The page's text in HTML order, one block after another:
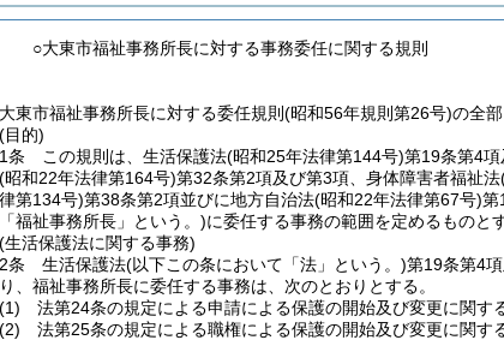
○大東市福祉事務所長に対する事務委任に関する規則
大東市福祉事務所長に対する委任規則(昭和56年規則第26号)の全部
(目的)
条
この規則は、生活保護法(昭和25年法律第144号)第19条第4
(昭和22年法律第164号)第32条第2項及び第3項、身体障害者福祉法
律第134号)第38条第2項並びに地方自治法(昭和22年法律第67号)第
「福祉事務所長」という。)に委任する事務の範囲を定めるものとす
(生活保護法に関する事務)
条
生活保護法(以下この条において「法」という。)第19条第4
り、福祉事務所長に委任する事務は、次のとおりとする。
(1)
法第24条の規定による申請による保護の開始及び変更に関す
(2)
法第25条の規定による職権による保護の開始及び変更に関す